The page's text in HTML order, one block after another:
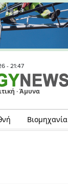
- 21:47
· Άμυνα
Βιομηχανία